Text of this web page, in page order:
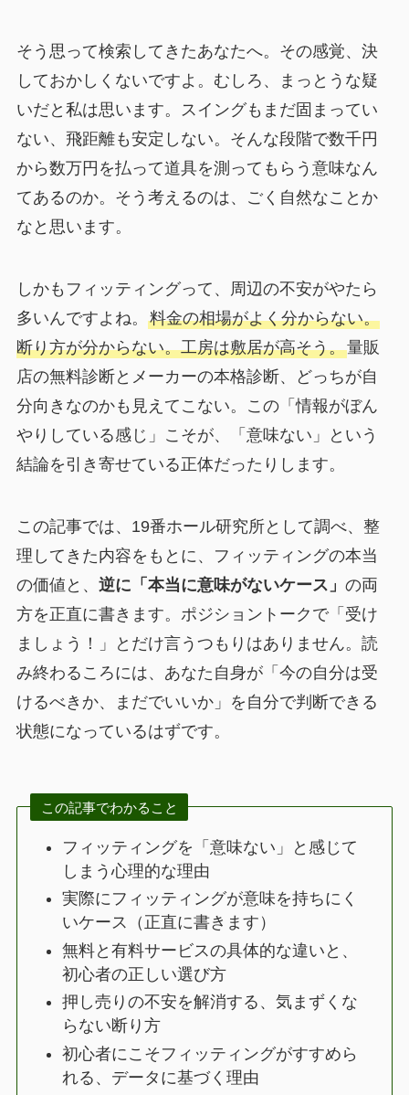
そう思って検索してきたあなたへ。その感覚、決
しておかしくないですよ。むしろ、まっとうな疑
いだと私は思います。スイングもまだ固まってい
ない、飛距離も安定しない。そんな段階で数千円
から数万円を払って道具を測ってもらう意味なん
てあるのか。そう考えるのは、ごく自然なことか
なと思います。
しかもフィッティングって、周辺の不安がやたら
多いんですよね。 料金の相場がよく分からない。
断り方が分からない。工房は敷居が高そう。量販
店の無料診断とメーカーの本格診断、どっちが自
分向きなのかも見えてこない。この「情報がぼん
やりしている感じ」こそが、「意味ない」という
結論を引き寄せている正体だったりします。
この記事では、19番ホール研究所として調べ、整
理してきた内容をもとに、フィッティングの本当
の価値と、 逆に「本当に意味がないケース」 の両
方を正直に書きます。ポジショントークで「受け
ましょう！」とだけ言うつもりはありません。読
み終わるころには、あなた自身が「今の自分は受
けるべきか、まだでいいか」を自分で判断できる
状態になっているはずです。
この記事でわかること
フィッティングを「意味ない」と感じて
しまう心理的な理由
実際にフィッティングが意味を持ちにく
いケース（正直に書きます）
無料と有料サービスの具体的な違いと、
初心者の正しい選び方
押し売りの不安を解消する、気まずくな
らない断り方
初心者にこそフィッティングがすすめら
れる、データに基づく理由